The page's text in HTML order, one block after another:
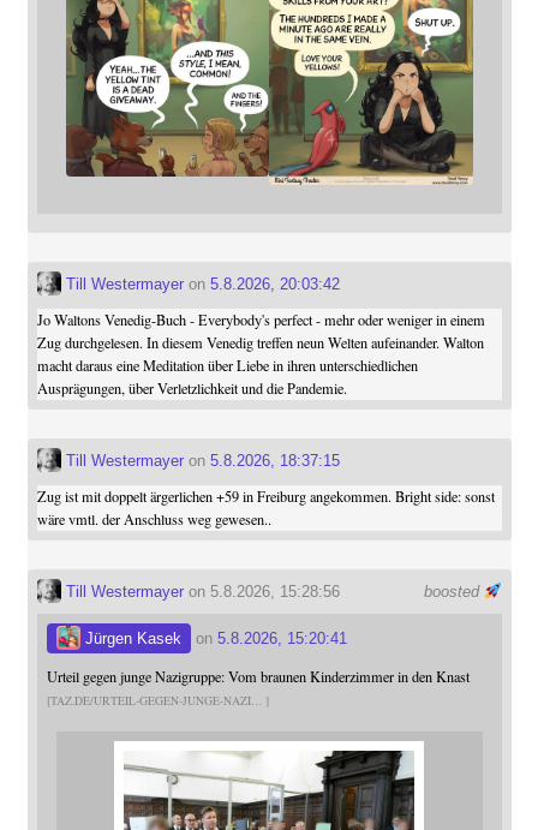
Till Westermayeron 5.8.2026, 20:03:42
Jo Waltons Venedig-Buch - Everybody's perfect - mehr oder weniger in einem
Zug durchgelesen. In diesem Venedig treffen neun Welten aufeinander. Walton
macht daraus eine Meditation über Liebe in ihren unterschiedlichen
Ausprägungen, über Verletzlichkeit und die Pandemie.
Till Westermayeron 5.8.2026, 18:37:15
Zug ist mit doppelt ärgerlichen +59 in Freiburg angekommen. Bright side: sonst
wäre vmtl. der Anschluss weg gewesen..
boosted
Till Westermayeron 5.8.2026, 15:28:56
Jürgen Kasek on 5.8.2026, 15:20:41
Urteil gegen junge Nazigruppe: Vom braunen Kinderzimmer in den Knast
TAZ.DE/URTEIL-GEGEN-JUNGE-NAZI